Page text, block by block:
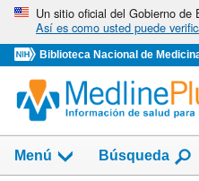
Omita
vaya
al
Contenido
Un sitio oficial del Gobierno de
Así es como usted puede
Biblioteca Nacional de
Menú Búsqueda